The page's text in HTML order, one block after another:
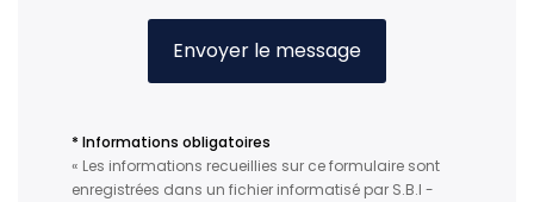
Envoyer le message
* Informations obligatoires
« Les informations recueillies sur ce formulaire sont
enregistrées dans un fichier informatisé par S.B.I -